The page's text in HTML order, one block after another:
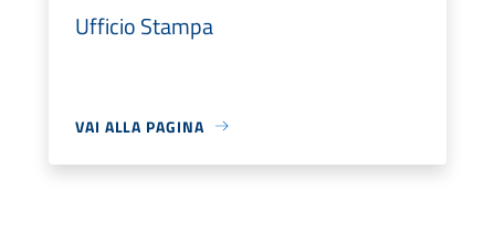
Ufficio Stampa
VAI ALLA PAGINA